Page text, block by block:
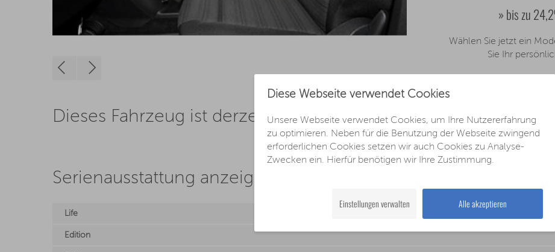
» bis zu
Wählen Sie jetzt ein
Sie Ihr
Dieses Fahrzeug ist derzeit nicht bestellbar
Serienausstattung anzeigen
Life
Edition
Diese Webseite verwendet Cookies
Unsere Webseite verwendet Cookies, um Ihre Nutzererfahrung
zu optimieren. Neben für die Benutzung der Webseite zwingend
erforderlichen Cookies setzen wir auch Cookies zu Analyse-
Zwecken ein. Hierfür benötigen wir Ihre Zustimmung.
Alle akzeptieren
Einstellungen verwalten